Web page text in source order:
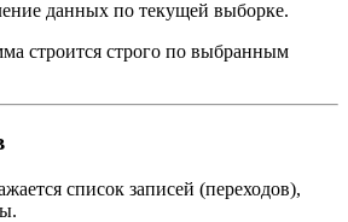
данных по текущей выборке.
строится строго по выбранным
список записей (переходов),